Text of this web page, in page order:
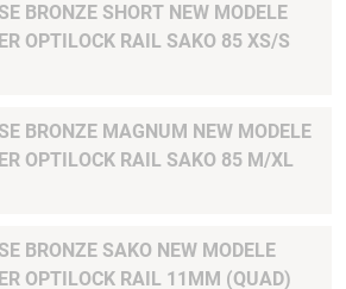
POUR COLLIER OPTILOCK RAIL SAKO 85 XS/S
POUR COLLIER OPTILOCK RAIL SAKO 85 M/XL
BRONZE SAKO NEW MODELE
OPTILOCK RAIL 11MM (QUAD)